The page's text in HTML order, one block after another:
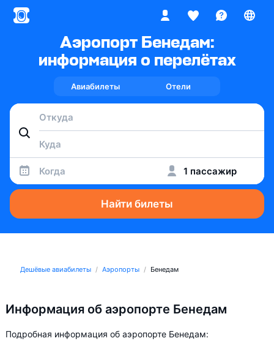
Аэропорт Бенедам:
информация о перелётах
Авиабилеты Отели
Когда 1 пассажир
Найти билеты
Дешёвые авиабилеты Аэропорты Бенедам
Информация об аэропорте Бенедам
Подробная информация об аэропорте Бенедам: